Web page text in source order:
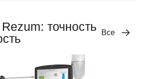
точность
Все